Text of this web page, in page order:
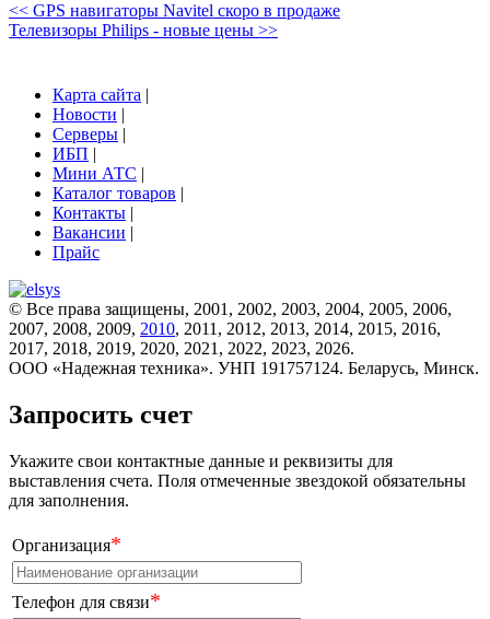
<< GPS навигаторы Navitel скоро в продаже
Телевизоры Philips - новые цены >>
Карта сайта |
Новости |
Серверы |
ИБП |
Мини АТС |
Каталог товаров |
Контакты |
Вакансии |
Прайс
© Все права защищены, 2001, 2002, 2003, 2004, 2005, 2006,
2007, 2008, 2009, 2010, 2011, 2012, 2013, 2014, 2015, 2016,
2017, 2018, 2019, 2020, 2021, 2022, 2023, 2026.
ООО «Надежная техника». УНП 191757124. Беларусь, Минск.
Запросить счет
Укажите свои контактные данные и реквизиты для
выставления счета. Поля отмеченные звездокой обязательны
для заполнения.
Организация*
Телефон для связи*